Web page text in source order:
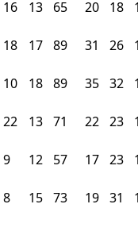
16 13 65 20 18
18 17 89 31 26
10 18 89 35 32
22 13 71 22 23
9 12 57 17 23
8 15 73 19 31